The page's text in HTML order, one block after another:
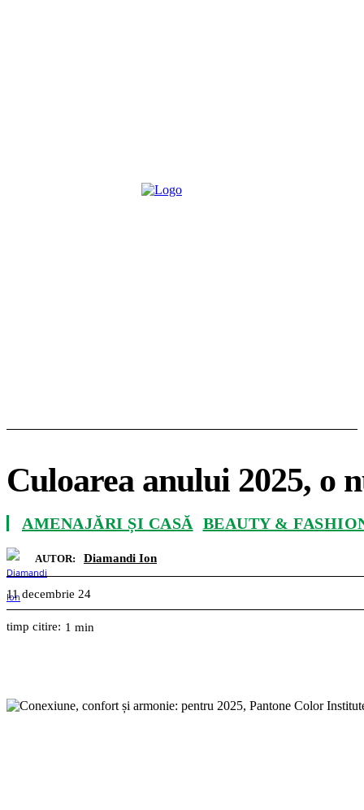
Culoarea anului 2025, o
AMENAJĂRI ȘI CASĂ BEAUTY &
AUTOR: Diamandi Ion
11 decembrie 24
timp citire: 1 min